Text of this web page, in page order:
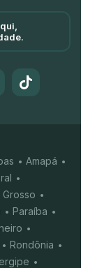
Amapá
Grosso
Paraíba
Rondônia